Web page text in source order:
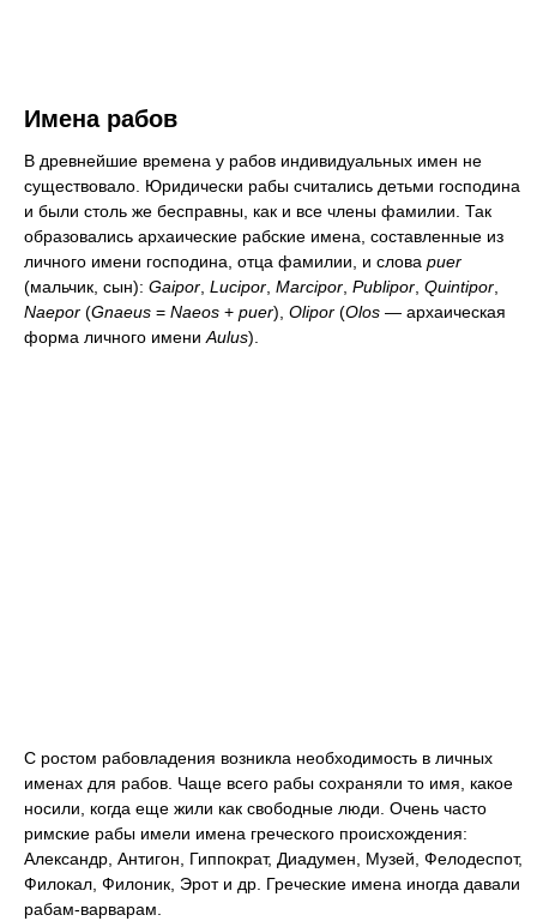
Имена рабов
В древнейшие времена у рабов индивидуальных имен не
существовало. Юридически рабы считались детьми господина
и были столь же бесправны, как и все члены фамилии. Так
образовались архаические рабские имена, составленные из
личного имени господина, отца фамилии, и слова puer
(мальчик, сын): Gaipor Lucipor Marcipor Publipor Quintipor
Naepor (Gnaeus = Naeos + puer), Olipor (Olos — архаическая
форма личного имени Aulus).
С ростом рабовладения возникла необходимость в личных
именах для рабов. Чаще всего рабы сохраняли то имя, какое
носили, когда еще жили как свободные люди. Очень часто
римские рабы имели имена греческого происхождения:
Александр, Антигон, Гиппократ, Диадумен, Музей, Фелодеспот,
Филокал, Филоник, Эрот и др. Греческие имена иногда давали
рабам-варварам.